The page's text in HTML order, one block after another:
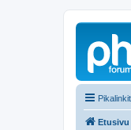
Pikalinkit
Etusivu